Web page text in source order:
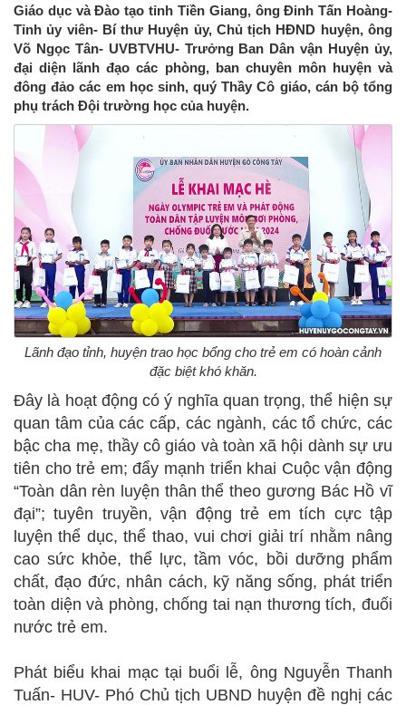
Giáo dục và Đào tạo tỉnh Tiền Giang, ông Đinh Tấn Hoàng-
Tỉnh ủy viên- Bí thư Huyện ủy, Chủ tịch HĐND huyện, ông
Võ Ngọc Tân- UVBTVHU- Trưởng Ban Dân vận Huyện ủy,
đại diện lãnh đạo các phòng, ban chuyên môn huyện và
đông đảo các em học sinh, quý Thầy Cô giáo, cán bộ tổng
phụ trách Đội trường học của huyện.
Lãnh đạo tỉnh, huyện trao học bổng cho trẻ em có hoàn cảnh
đặc biệt khó khăn.
Đây là hoạt động có ý nghĩa quan trọng, thể hiện sự
quan tâm của các cấp, các ngành, các tổ chức, các
bậc cha mẹ, thầy cô giáo và toàn xã hội dành sự ưu
tiên cho trẻ em; đẩy mạnh triển khai Cuộc vận động
“Toàn dân rèn luyện thân thể theo gương Bác Hồ vĩ
đại”; tuyên truyền, vận động trẻ em tích cực tập
luyện thể dục, thể thao, vui chơi giải trí nhằm nâng
cao sức khỏe, thể lực, tầm vóc, bồi dưỡng phẩm
chất, đạo đức, nhân cách, kỹ năng sống, phát triển
toàn diện và phòng, chống tai nạn thương tích, đuối
nước trẻ em.
Phát biểu khai mạc tại buổi lễ, ông Nguyễn Thanh
Tuấn- HUV- Phó Chủ tịch UBND huyện đề nghị các